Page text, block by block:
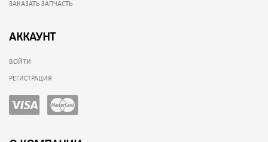
ЗАКАЗАТЬ ЗАПЧАСТЬ
АККАУНТ
ВОЙТИ
РЕГИСТРАЦИЯ